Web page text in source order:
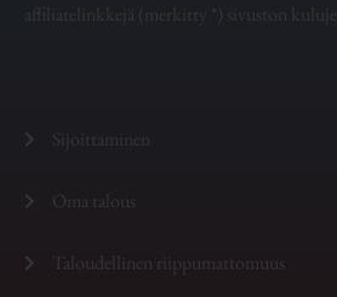
affiliatelinkkejä (merkitty *) sivuston
Sijoittaminen
Oma talous
Taloudellinen riippumattomuus